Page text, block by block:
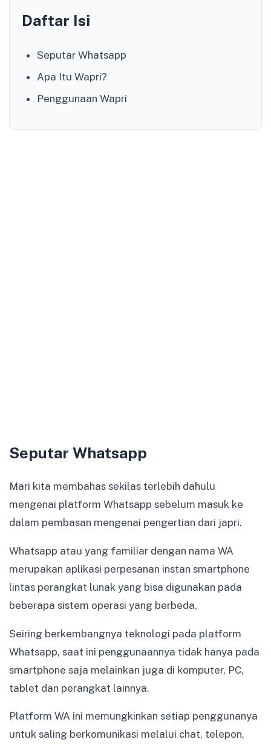
Daftar Isi
Seputar Whatsapp
Apa Itu Wapri?
Penggunaan Wapri
Seputar Whatsapp
Mari kita membahas sekilas terlebih dahulu
mengenai platform Whatsapp sebelum masuk ke
dalam pembasan mengenai pengertian dari japri.
Whatsapp atau yang familiar dengan nama WA
merupakan aplikasi perpesanan instan smartphone
lintas perangkat lunak yang bisa digunakan pada
beberapa sistem operasi yang berbeda.
Seiring berkembangnya teknologi pada platform
Whatsapp, saat ini penggunaannya tidak hanya pada
smartphone saja melainkan juga di komputer, PC,
tablet dan perangkat lainnya.
Platform WA ini memungkinkan setiap penggunanya
untuk saling berkomunikasi melalui chat, telepon,